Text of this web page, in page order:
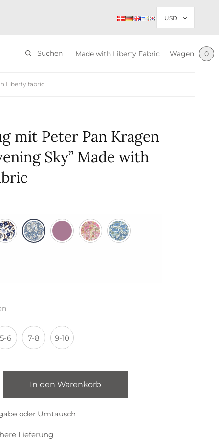
Suchen Made with Liberty Fabric Wagen 0
Liberty fabric
mit Peter Pan Kragen
Sky” Made with
5-6 7-8 9-10
In den Warenkorb
oder Umtausch
Lieferung